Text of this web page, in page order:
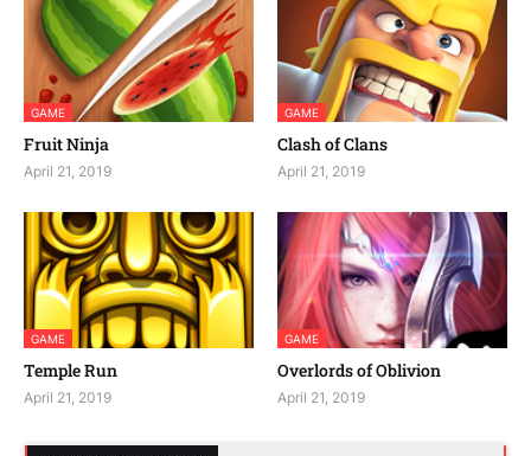
GAME
Fruit Ninja
April 21, 2019
GAME
Clash of Clans
April 21, 2019
GAME
Temple Run
April 21, 2019
GAME
Overlords of Oblivion
April 21, 2019